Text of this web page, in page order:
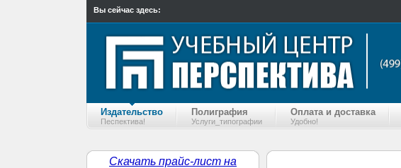
Вы сейчас здесь:
Издательство
Песпектива!
Полиграфия
Услуги_типографии
Оплата и доставка
Удобно!
Скачать прайс-лист на